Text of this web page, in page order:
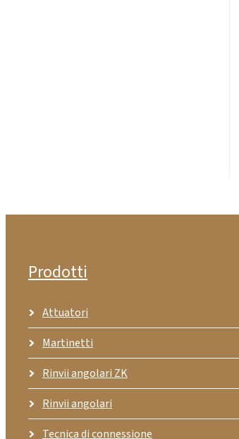
Prodotti
Attuatori
Martinetti
Rinvii angolari ZK
Rinvii angolari
Tecnica di connessione